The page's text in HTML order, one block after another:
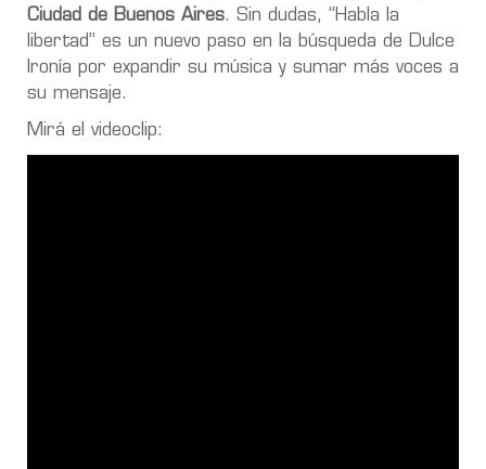
Ciudad de Buenos Aires. Sin dudas, “Habla la
libertad” es un nuevo paso en la búsqueda de Dulce
Ironía por expandir su música y sumar más voces a
su mensaje.
Mirá el videoclip: